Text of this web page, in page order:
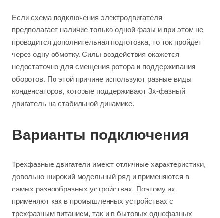
Если схема подключения электродвигателя
предполагает наличие только одной фазы и при этом не
проводится дополнительная подготовка, то ток пройдет
через одну обмотку. Силы воздействия окажется
недостаточно для смещения ротора и поддерживания
оборотов. По этой причине используют разные виды
конденсаторов, которые поддерживают 3х-фазный
двигатель на стабильной динамике.
Варианты подключения
Трехфазные двигатели имеют отличные характеристики,
довольно широкий модельный ряд и применяются в
самых разнообразных устройствах. Поэтому их
применяют как в промышленных устройствах с
трехфазным питанием, так и в бытовых однофазных